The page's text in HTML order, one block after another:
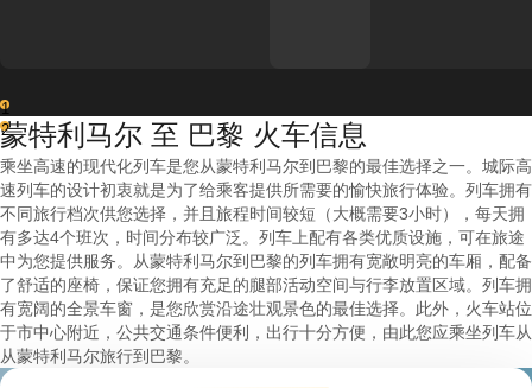
1
2
蒙特利马尔 至 巴黎 火车信息
乘坐高速的现代化列车是您从蒙特利马尔到巴黎的最佳选择之一。城际高
速列车的设计初衷就是为了给乘客提供所需要的愉快旅行体验。列车拥有
不同旅行档次供您选择，并且旅程时间较短（大概需要3小时），每天拥
有多达4个班次，时间分布较广泛。列车上配有各类优质设施，可在旅途
中为您提供服务。从蒙特利马尔到巴黎的列车拥有宽敞明亮的车厢，配备
了舒适的座椅，保证您拥有充足的腿部活动空间与行李放置区域。列车拥
有宽阔的全景车窗，是您欣赏沿途壮观景色的最佳选择。此外，火车站位
于市中心附近，公共交通条件便利，出行十分方便，由此您应乘坐列车从
从蒙特利马尔旅行到巴黎。